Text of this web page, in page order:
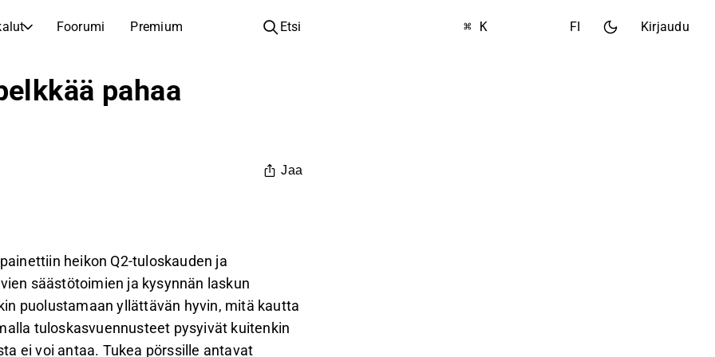
Foorumi Premium
Yhtiöt
Yhtiökokouskutsut
Analyysikoulu
Etsi ⌘ K FI Kirjaudu
pahaa
Jaa
heikon Q2-tuloskauden ja
säästötoimien ja kysynnän laskun
puolustamaan yllättävän hyvin, mitä kautta
tuloskasvuennusteet pysyivät kuitenkin
ei voi antaa. Tukea pörssille antavat